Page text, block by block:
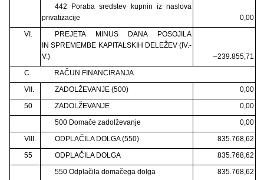
442 Poraba sredstev kupnin iz naslova
privatizacije
0,00
VI.
PREJETA MINUS DANA POSOJILA
IN SPREMEMBE KAPITALSKIH DELEŽEV (IV.-
V.)
–239.855,71
C.
RAČUN FINANCIRANJA
VII.
ZADOLŽEVANJE (500)
0,00
50
ZADOLŽEVANJE
0,00
500 Domače zadolževanje
0,00
VIII.
ODPLAČILA DOLGA (550)
835.768,62
55
ODPLAČILA DOLGA
835.768,62
550 Odplačila domačega dolga
835.768,62